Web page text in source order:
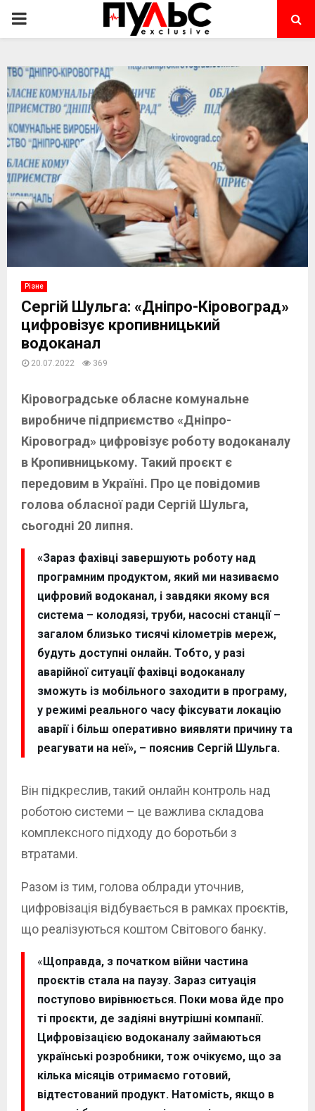
PRIMARY
Різне
Сергій Шульга: «Дніпро-Кіровоград»
цифровізує кропивницький
водоканал
20.07.2022 369
Кіровоградське обласне комунальне
виробниче підприємство «Дніпро-
Кіровоград» цифровізує роботу водоканалу
в Кропивницькому. Такий проєкт є
передовим в Україні. Про це повідомив
голова обласної ради Сергій Шульга,
сьогодні 20 липня.
«Зараз фахівці завершують роботу над
програмним продуктом, який ми називаємо
цифровий водоканал, і завдяки якому вся
система – колодязі, труби, насосні станції –
загалом близько тисячі кілометрів мереж,
будуть доступні онлайн. Тобто, у разі
аварійної ситуації фахівці водоканалу
зможуть із мобільного заходити в програму,
у режимі реального часу фіксувати локацію
аварії і більш оперативно виявляти причину та
реагувати на неї», – пояснив Сергій Шульга.
Він підкреслив, такий онлайн контроль над
роботою системи – це важлива складова
комплексного підходу до боротьби з
втратами.
Разом із тим, голова облради уточнив,
цифровізація відбувається в рамках проєктів,
що реалізуються коштом Світового банку.
«Щоправда, з початком війни частина
проєктів стала на паузу. Зараз ситуація
поступово вирівнюється. Поки мова йде про
ті проєкти, де задіяні внутрішні компанії.
Цифровізацією водоканалу займаються
українські розробники, тож очікуємо, що за
кілька місяців отримаємо готовий,
відтестований продукт. Натомість, якщо в